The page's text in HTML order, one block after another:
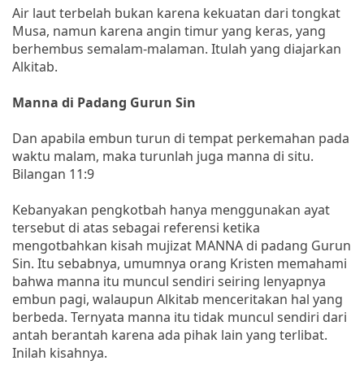
Air laut terbelah bukan karena kekuatan dari tongkat
Musa, namun karena angin timur yang keras, yang
berhembus semalam-malaman. Itulah yang diajarkan
Alkitab.
Manna di Padang Gurun Sin
Dan apabila embun turun di tempat perkemahan pada
waktu malam, maka turunlah juga manna di situ.
Bilangan 11:9
Kebanyakan pengkotbah hanya menggunakan ayat
tersebut di atas sebagai referensi ketika
mengotbahkan kisah mujizat MANNA di padang Gurun
Sin. Itu sebabnya, umumnya orang Kristen memahami
bahwa manna itu muncul sendiri seiring lenyapnya
embun pagi, walaupun Alkitab menceritakan hal yang
berbeda. Ternyata manna itu tidak muncul sendiri dari
antah berantah karena ada pihak lain yang terlibat.
Inilah kisahnya.